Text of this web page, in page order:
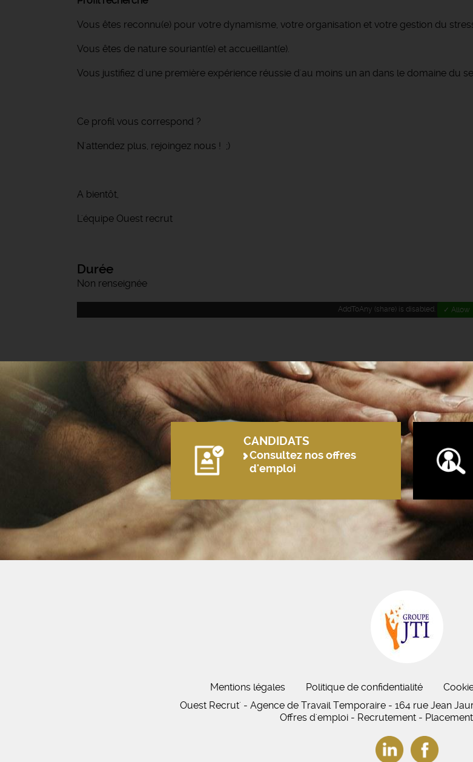
Vous êtes reconnu(e) pour votre dynamisme, votre organisation et votre gestion du
Vous êtes de nature souriant(e) et accueillant(e).
Vous justifiez d'une première expérience réussie d'au moins un an dans le domaine du
Ce profil vous correspond ?
N'attendez plus, rejoingez nous ! ;)
A bientôt,
L'équipe Ouest recrut
Durée
Non renseignée
AddToAny (share) is disabled. ✓ Allow
CANDIDATS
Consultez nos offres
d'emploi
Mentions légales Politique de confidentialité
Ouest Recrut' - Agence de Travail Temporaire - 164 rue Jean
Offres d'emploi - Recrutement -